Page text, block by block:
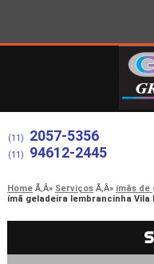
(11) 2057-5356
(11) 94612-2445
Home Serviços ímãs de
ímã geladeira lembrancinha Vila